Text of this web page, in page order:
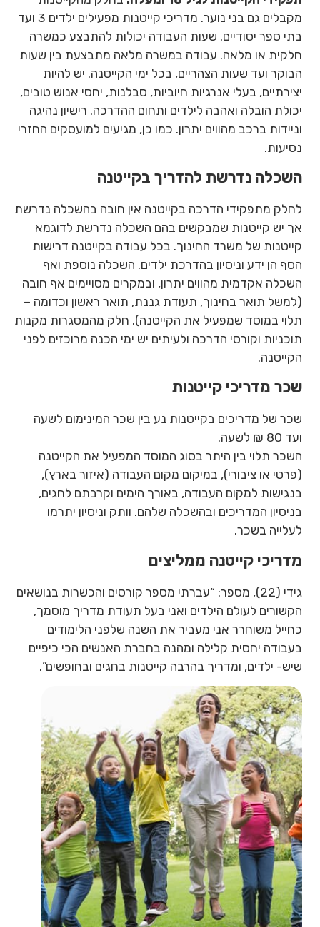
מקבלים גם בני נוער. מדריכי קייטנות מפעילים ילדים 3 ועד
בתי ספר יסודיים. שעות העבודה יכולות להתבצע כמשרה
חלקית או מלאה. עבודה במשרה מלאה מתבצעת בין שעות
הבוקר ועד שעות הצהריים, בכל ימי הקייטנה. יש להיות
יצירתיים, בעלי אנרגיות חיוביות, סבלנות, יחסי אנוש טובים,
יכולת הובלה ואהבה לילדים ותחום ההדרכה. רישיון נהיגה
וניידות ברכב מהווים יתרון. כמו כן, מגיעים למועסקים החזרי
נסיעות.
השכלה נדרשת להדריך בקייטנה
לחלק מתפקידי הדרכה בקייטנה אין חובה בהשכלה נדרשת
אך יש קייטנות שמבקשים בהם השכלה נדרשת לדוגמא
קייטנות של משרד החינוך. בכל עבודה בקייטנה דרישות
הסף הן ידע וניסיון בהדרכת ילדים. השכלה נוספת ואף
השכלה אקדמית מהווים יתרון, ובמקרים מסויימים אף חובה
(למשל תואר בחינוך, תעודת גננת, תואר ראשון וכדומה –
תלוי במוסד שמפעיל את הקייטנה). חלק מהמסגרות מקנות
תוכניות וקורסי הדרכה ולעיתים יש ימי הכנה מרוכזים לפני
הקייטנה.
שכר מדריכי קייטנות
שכר של מדריכים בקייטנות נע בין שכר המינימום לשעה
ועד 80 ₪ לשעה.
השכר תלוי בין היתר בסוג המוסד המפעיל את הקייטנה
(פרטי או ציבורי), במיקום מקום העבודה (איזור בארץ),
בנגישות למקום העבודה, באורך הימים וקרבתם לחגים,
בניסיון המדריכים ובהשכלה שלהם. וותק וניסיון יתרמו
לעלייה בשכר.
מדריכי קייטנה ממליצים
גידי (22), מספר: “עברתי מספר קורסים והכשרות בנושאים
הקשורים לעולם הילדים ואני בעל תעודת מדריך מוסמך,
כחייל משוחרר אני מעביר את השנה שלפני הלימודים
בעבודה יחסית קלילה ומהנה בחברת האנשים הכי כיפיים
שיש- ילדים, ומדריך בהרבה קייטנות בחגים ובחופשים”.